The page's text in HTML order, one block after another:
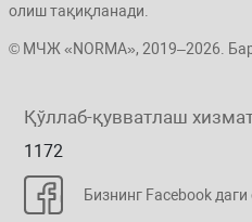
олиш тақиқланади.
© МЧЖ «NORMA», 2019–2026.
Қўллаб-қувватлаш
1172
Бизнинг Facebook